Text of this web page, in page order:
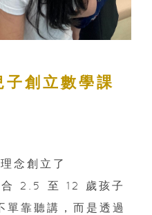
子創立數學課
念創立了
2.5 至 12 歲孩子
單靠聽講，而是透過